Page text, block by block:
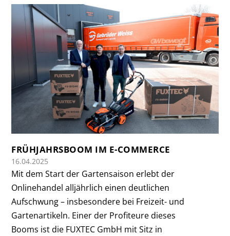
FRÜHJAHRSBOOM IM E-COMMERCE
16.04.2025
Mit dem Start der Gartensaison erlebt der
Onlinehandel alljährlich einen deutlichen
Aufschwung – insbesondere bei Freizeit- und
Gartenartikeln. Einer der Profiteure dieses
Booms ist die FUXTEC GmbH mit Sitz in